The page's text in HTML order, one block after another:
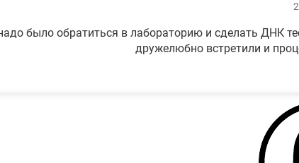
было обратиться в лабораторию и сделать ДНК
дружелюбно встретили и